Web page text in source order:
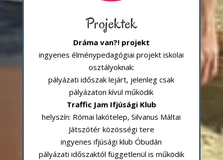
Projektek
Dráma van?! projekt
ingyenes élménypedagógiai projekt iskolai
osztályoknak:
pályázati időszak lejárt, jelenleg csak
pályázaton kívül működik
Traffic Jam Ifjúsági Klub
helyszín: Római lakótelep, Silvanus Máltai
Játszótér közösségi tere
ingyenes ifjúsági klub Óbudán
pályázati időszaktól függetlenül is működik